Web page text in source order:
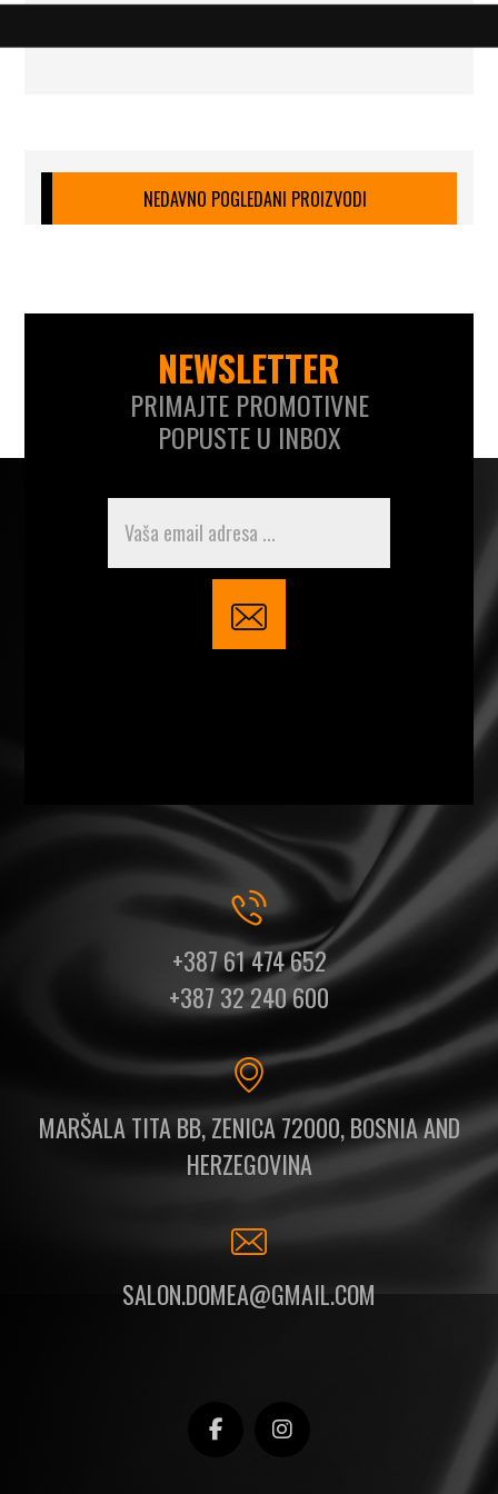
NEDAVNO POGLEDANI PROIZVODI
NEWSLETTER
PRIMAJTE PROMOTIVNE
POPUSTE U INBOX
+387 61 474 652
+387 32 240 600
MARŠALA TITA BB, ZENICA 72000, BOSNIA AND
HERZEGOVINA
SALON.DOMEA@GMAIL.COM